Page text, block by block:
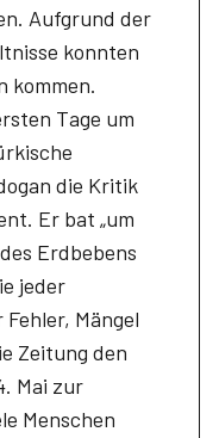
Aufgrund der
konnten
kommen.
Tage um
die Kritik
Er bat „um
Erdbebens
jeder
Mängel
Zeitung den
Mai zur
Menschen